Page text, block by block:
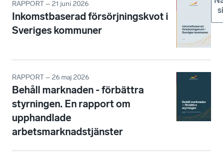
RAPPORT – 21 juni 2026
Inkomstbaserad försörjningskvot i
Sveriges kommuner
RAPPORT – 26 maj 2026
Behåll marknaden - förbättra
styrningen. En rapport om
upphandlade
arbetsmarknadstjänster